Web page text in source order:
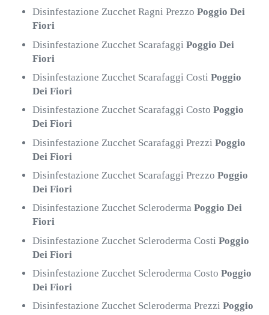
Disinfestazione Zucchet Ragni PrezzoPoggio Dei
Fiori
Disinfestazione Zucchet ScarafaggiPoggio Dei
Fiori
Disinfestazione Zucchet Scarafaggi CostiPoggio
Dei Fiori
Disinfestazione Zucchet Scarafaggi CostoPoggio
Dei Fiori
Disinfestazione Zucchet Scarafaggi PrezziPoggio
Dei Fiori
Disinfestazione Zucchet Scarafaggi PrezzoPoggio
Dei Fiori
Disinfestazione Zucchet SclerodermaPoggio Dei
Fiori
Disinfestazione Zucchet Scleroderma CostiPoggio
Dei Fiori
Disinfestazione Zucchet Scleroderma CostoPoggio
Dei Fiori
Disinfestazione Zucchet Scleroderma PrezziPoggio